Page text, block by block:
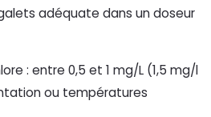
adéquate dans un doseur
: entre 0,5 et 1 mg/L (1,5 mg/l
ou températures